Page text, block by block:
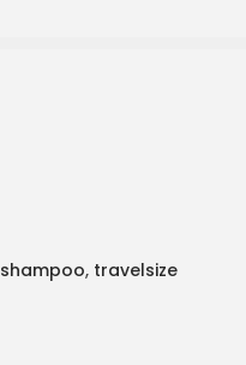
shampoo, travelsize